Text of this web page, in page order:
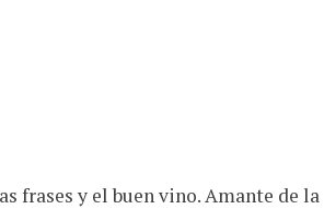
frases y el buen vino. Amante de la